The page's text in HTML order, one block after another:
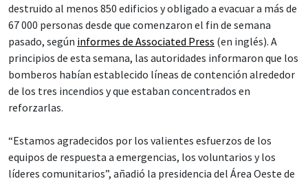
destruido al menos 850 edificios y obligado a evacuar a más de
67 000 personas desde que comenzaron el fin de semana
pasado, según informes de Associated Press (en inglés). A
principios de esta semana, las autoridades informaron que los
bomberos habían establecido líneas de contención alrededor
de los tres incendios y que estaban concentrados en
reforzarlas.
“Estamos agradecidos por los valientes esfuerzos de los
equipos de respuesta a emergencias, los voluntarios y los
líderes comunitarios”, añadió la presidencia del Área Oeste de